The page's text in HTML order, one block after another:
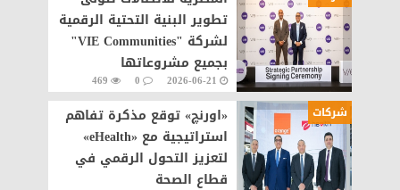
تطوير البنية التحتية الرقمية
لشركة "VIE Communities"
بجميع مشروعاتها
2026-06-21
0
469
شركات
«اورنچ» توقع مذكرة تفاهم
استراتيجية مع «eHealth»
لتعزيز التحول الرقمي في
قطاع الصحة